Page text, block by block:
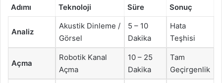
Adımı
Teknoloji
Süre
Sonuç
Analiz
Akustik Dinleme /
Görsel
5 – 10
Dakika
Hata
Teşhisi
Açma
Robotik Kanal
Açma
10 – 25
Dakika
Tam
Geçirgenlik